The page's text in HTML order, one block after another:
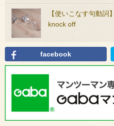
【使いこなす句動詞】
knock off
facebook